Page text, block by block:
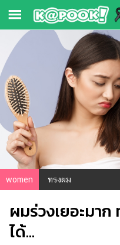
รู้
ข่าว
ข่าว
บันเทิง
ตรวจ
หวย
ผล
บอล
สด
women ทรงผม
ผมร่วงเยอะมาก
ได้...